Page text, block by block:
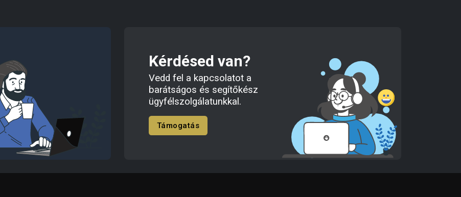
Kérdésed van?
Vedd fel a kapcsolatot a
barátságos és segítőkész
ügyfélszolgálatunkkal.
Támogatás